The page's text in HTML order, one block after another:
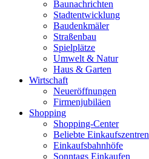
Baunachrichten
Stadtentwicklung
Baudenkmäler
Straßenbau
Spielplätze
Umwelt & Natur
Haus & Garten
Wirtschaft
Neueröffnungen
Firmenjubiläen
Shopping
Shopping-Center
Beliebte Einkaufszentren
Einkaufsbahnhöfe
Sonntags Einkaufen